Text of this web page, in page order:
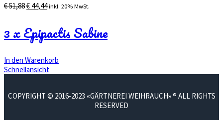
€51,88Ursprünglicher
€ 51,88
€ 44,44Aktueller
€ 44,44.
inkl. 20% MwSt.
3 x Epipactis Sabine
In den Warenkorb
Schnellansicht
COPYRIGHT © 2016-2023 «GÄRTNEREI WEIHRAUCH» ® ALL RIGHTS
RESERVED